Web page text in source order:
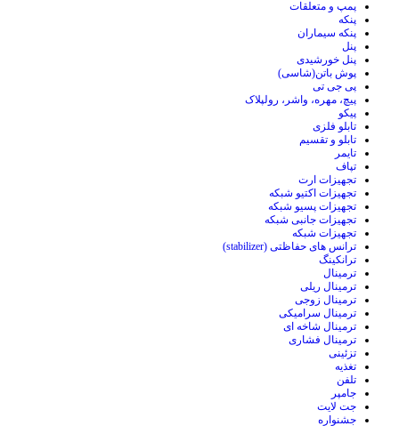
پمپ و متعلقات
پنکه
پنکه سیماران
پنل
پنل خورشیدی
پوش باتن(شاسی)
پی جی تی
پیچ، مهره، واشر، رولپلاک
پیکو
تابلو فلزی
تابلو و تقسیم
تایمر
تپاف
تجهیزات ارت
تجهیزات اکتیو شبکه
تجهیزات پسیو شبکه
تجهیزات جانبی شبکه
تجهیزات شبکه
ترانس های حفاظتی (stabilizer)
ترانکینگ
ترمینال
ترمینال ریلی
ترمینال زوجی
ترمینال سرامیکی
ترمینال شاخه ای
ترمینال فشاری
تزئینی
تغذیه
تلفن
جامپر
جت لایت
جشنواره